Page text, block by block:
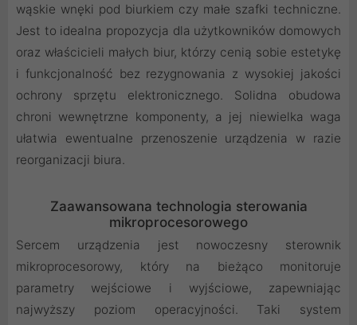
wąskie wnęki pod biurkiem czy małe szafki techniczne.
Jest to idealna propozycja dla użytkowników domowych
oraz właścicieli małych biur, którzy cenią sobie estetykę
i funkcjonalność bez rezygnowania z wysokiej jakości
ochrony sprzętu elektronicznego. Solidna obudowa
chroni wewnętrzne komponenty, a jej niewielka waga
ułatwia ewentualne przenoszenie urządzenia w razie
reorganizacji biura.
Zaawansowana technologia sterowania
mikroprocesorowego
Sercem urządzenia jest nowoczesny sterownik
mikroprocesorowy, który na bieżąco monitoruje
parametry wejściowe i wyjściowe, zapewniając
najwyższy poziom operacyjności. Taki system